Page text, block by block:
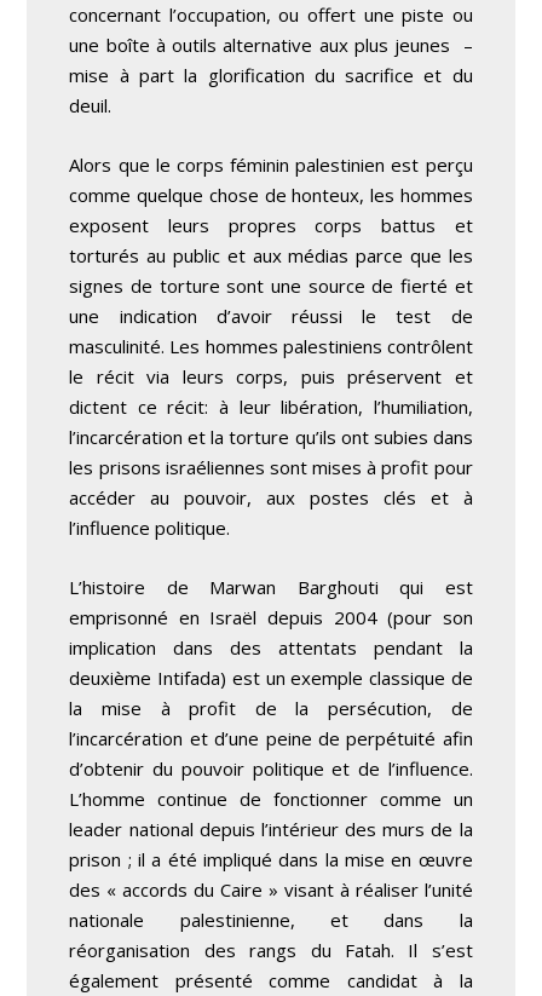
concernant l’occupation, ou offert une piste ou
une boîte à outils alternative aux plus jeunes –
mise à part la glorification du sacrifice et du
deuil.
Alors que le corps féminin palestinien est perçu
comme quelque chose de honteux, les hommes
exposent leurs propres corps battus et
torturés au public et aux médias parce que les
signes de torture sont une source de fierté et
une indication d’avoir réussi le test de
masculinité. Les hommes palestiniens contrôlent
le récit via leurs corps, puis préservent et
dictent ce récit: à leur libération, l’humiliation,
l’incarcération et la torture qu’ils ont subies dans
les prisons israéliennes sont mises à profit pour
accéder au pouvoir, aux postes clés et à
l’influence politique.
L’histoire de Marwan Barghouti qui est
emprisonné en Israël depuis 2004 (pour son
implication dans des attentats pendant la
deuxième Intifada) est un exemple classique de
la mise à profit de la persécution, de
l’incarcération et d’une peine de perpétuité afin
d’obtenir du pouvoir politique et de l’influence.
L’homme continue de fonctionner comme un
leader national depuis l’intérieur des murs de la
prison ; il a été impliqué dans la mise en œuvre
des « accords du Caire » visant à réaliser l’unité
nationale palestinienne, et dans la
réorganisation des rangs du Fatah. Il s’est
également présenté comme candidat à la